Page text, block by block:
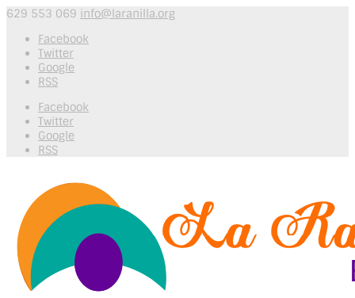
629 553 069 info@laranilla.org
Facebook
Twitter
Google
RSS
Facebook
Twitter
Google
RSS